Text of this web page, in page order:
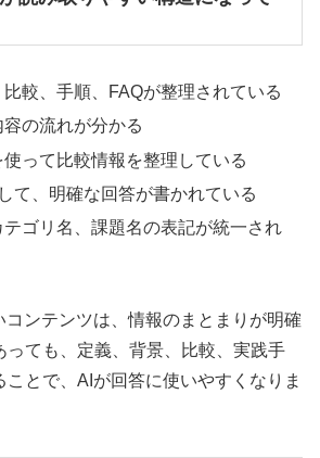
較、手順、FAQが整理されている
の流れが分かる
って比較情報を整理している
て、明確な回答が書かれている
ゴリ名、課題名の表記が統一され
ンテンツは、情報のまとまりが明確
っても、定義、背景、比較、実践手
ことで、AIが回答に使いやすくなりま